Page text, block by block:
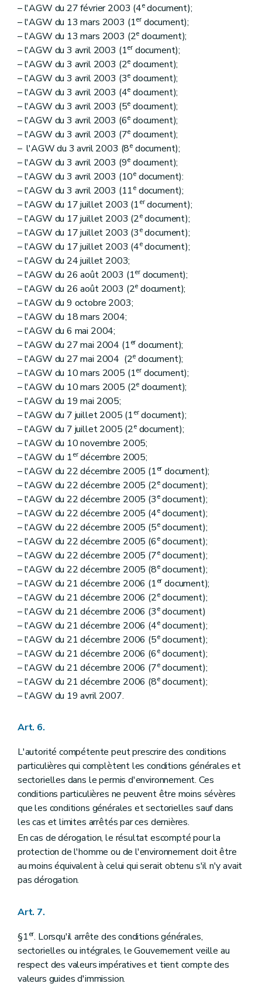
– l'AGW du 27 février 2003 (4edocument);
– l'AGW du 13 mars 2003 (1erdocument);
– l'AGW du 13 mars 2003 (2e document);
– l'AGW du 3 avril 2003 (1erdocument);
– l'AGW du 3 avril 2003 (2e document);
– l'AGW du 3 avril 2003 (3e document);
– l'AGW du 3 avril 2003 (4e document);
– l'AGW du 3 avril 2003 (5e document);
– l'AGW du 3 avril 2003 (6e document);
– l'AGW du 3 avril 2003 (7e document);
– l'AGW du 3 avril 2003 (8edocument);
– l'AGW du 3 avril 2003 (9e document);
– l'AGW du 3 avril 2003 (10edocument):
– l'AGW du 3 avril 2003 (11edocument);
– l'AGW du 17 juillet 2003 (1erdocument);
– l'AGW du 17 juillet 2003 (2edocument);
– l'AGW du 17 juillet 2003 (3edocument);
– l'AGW du 17 juillet 2003 (4edocument);
– l'AGW du 24 juillet 2003;
– l'AGW du 26 août 2003 (1erdocument);
– l'AGW du 26 août 2003 (2e document);
– l'AGW du 9 octobre 2003;
– l'AGW du 18 mars 2004;
– l'AGW du 6 mai 2004;
– l'AGW du 27 mai 2004 (1erdocument);
– l'AGW du 27 mai 2004 (2e document);
– l'AGW du 10 mars 2005 (1erdocument);
– l'AGW du 10 mars 2005 (2e document);
– l'AGW du 19 mai 2005;
– l'AGW du 7 juillet 2005 (1erdocument);
– l'AGW du 7 juillet 2005 (2edocument);
– l'AGW du 10 novembre 2005;
– l'AGW du 1erdécembre 2005;
– l'AGW du 22 décembre 2005 (1erdocument);
– l'AGW du 22 décembre 2005 (2edocument);
– l'AGW du 22 décembre 2005 (3edocument);
– l'AGW du 22 décembre 2005 (4edocument);
– l'AGW du 22 décembre 2005 (5edocument);
– l'AGW du 22 décembre 2005 (6edocument);
– l'AGW du 22 décembre 2005 (7edocument);
– l'AGW du 22 décembre 2005 (8edocument);
– l'AGW du 21 décembre 2006 (1erdocument);
– l'AGW du 21 décembre 2006 (2edocument);
– l'AGW du 21 décembre 2006 (3edocument)
– l'AGW du 21 décembre 2006 (4edocument);
– l'AGW du 21 décembre 2006 (5edocument);
– l'AGW du 21 décembre 2006 (6edocument);
– l'AGW du 21 décembre 2006 (7edocument);
– l'AGW du 21 décembre 2006 (8edocument);
– l'AGW du 19 avril 2007.
Art. 6.
L'autorité compétente peut prescrire des conditions
particulières qui complètent les conditions générales et
sectorielles dans le permis d'environnement. Ces
conditions particulières ne peuvent être moins sévères
que les conditions générales et sectorielles sauf dans
les cas et limites arrêtés par ces dernières.
En cas de dérogation, le résultat escompté pour la
protection de l'homme ou de l'environnement doit être
au moins équivalent à celui qui serait obtenu s'il n'y avait
pas dérogation.
Art. 7.
§1er. Lorsqu'il arrête des conditions générales,
sectorielles ou intégrales, le Gouvernement veille au
respect des valeurs impératives et tient compte des
valeurs guides d'immission.